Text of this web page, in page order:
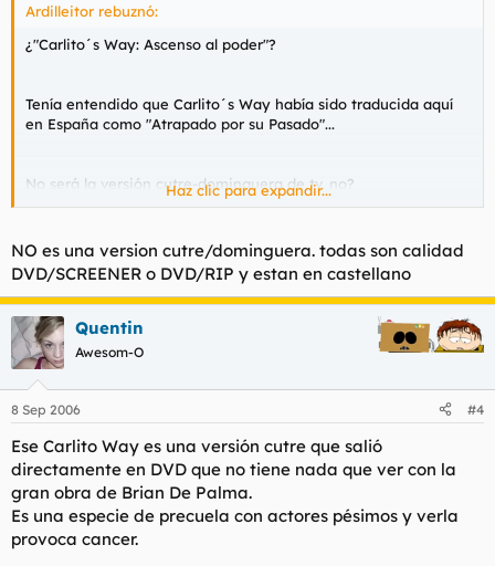
Ardilleitor rebuznó:
¿"Carlito´s Way: Ascenso al poder"?
Tenía entendido que Carlito´s Way había sido traducida aquí
en España como "Atrapado por su Pasado"...
No será la versión cutre-dominguera de tv, no?
250megas tenga un minimo de calidad...
:?
Haz clic para expandir...
NO es una version cutre/dominguera. todas son calidad
DVD/SCREENER o DVD/RIP y estan en castellano
Quentin
Awesom-O
8 Sep 2006 #4
Ese Carlito Way es una versión cutre que salió
directamente en DVD que no tiene nada que ver con la
gran obra de Brian De Palma.
Es una especie de precuela con actores pésimos y verla
provoca cancer.